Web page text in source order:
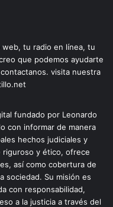
tu radio en línea, tu
que podemos ayudarte
visita nuestra
fundado por Leonardo
con informar de manera
hechos judiciales y
riguroso y ético, ofrece
así como cobertura de
sociedad. Su misión es
con responsabilidad,
a la justicia a través del